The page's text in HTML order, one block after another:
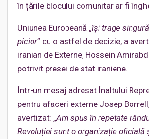
în țările blocului comunitar ar fi
Uniunea Europeană „își trage
picior” cu o astfel de decizie, a
iranian de Externe, Hossein
potrivit presei de stat iraniene.
Într-un mesaj adresat Înaltului
pentru afaceri externe Josep
avertizat: „Am spus în repetate
Revoluției sunt o organizație oficială